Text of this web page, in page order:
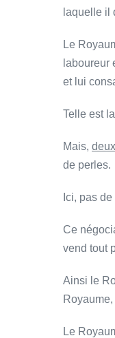
laquelle il
Le
laboureur
et lui
Telle est
Mais,
de perles.
Ici, pas
Ce
vend tout
Ainsi le
Royaume,
Le